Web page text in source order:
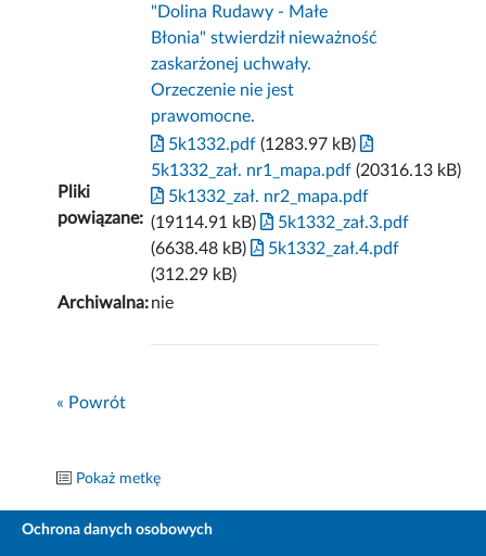
"Dolina Rudawy - Małe
Błonia" stwierdził nieważność
zaskarżonej uchwały.
Orzeczenie nie jest
prawomocne.
Pliki
powiązane:
5k1332.pdf (1283.97 kB)
5k1332_zał. nr1_mapa.pdf (20316.13 kB)
5k1332_zał. nr2_mapa.pdf
(19114.91 kB)
5k1332_zał.3.pdf
(6638.48 kB)
5k1332_zał.4.pdf
(312.29 kB)
Archiwalna:nie
« Powrót
Pokaż metkę
Ochrona danych osobowych